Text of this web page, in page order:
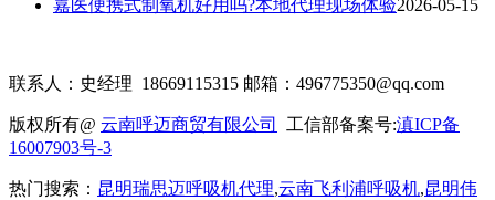
嘉医便携式制氧机好用吗?本地代理现场体验2026-05-15
联系人：史经理 18669115315 邮箱：496775350@qq.com
版权所有@ 云南呼迈商贸有限公司 工信部备案号:滇ICP备
16007903号-3
热门搜索： 昆明瑞思迈呼吸机代理,云南飞利浦呼吸机,昆明伟